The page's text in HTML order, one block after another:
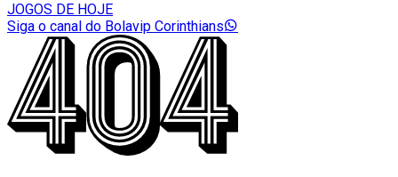
JOGOS DE HOJE
Siga o canal do Bolavip Corinthians